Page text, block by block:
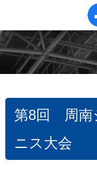
第8回 周南
ニス大会